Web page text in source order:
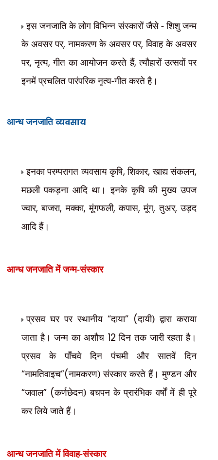
इस जनजाति के लोग विभिन्न संस्कारों जैसे - शिशु जन्म
के अवसर पर,नामकरण के अवसर पर,विवाह के अवसर
पर,नृत्य,गीत का आयोजन करते हैं,त्यौहारों-उत्सवों पर
इनमें प्रचलित पारंपरिक नृत्य-गीत करते है।
आन्ध जनजातिव्यवसाय
इनका परम्परागत व्यवसाय कृषि,शिकार,खाद्य संकलन,
मछली पकड़ना आदि था। इनके कृषि की मुख्य उपज
ज्वार,बाजरा,मक्का,मूंगफली,कपास,मूंग,तुअर,उड़द
आदि हैं।
आन्ध जनजाति मेंजन्म-संस्कार
प्रसव घर पर स्थानीय “दाया” (दायी) द्वारा कराया
जाता है। जन्म का अशौच 12 दिन तक जारी रहता है।
प्रसव के पाँचवे दिन पंचमी और सातवें दिन
“नामतिवाइच”(नामकरण) संस्कार करते हैं। मुण्डन और
“जवाल” (कर्णछेदन) बचपन के प्रारंभिक वर्षों में ही पूरे
कर लिये जाते हैं।
आन्ध जनजाति मेंविवाह-संस्कार